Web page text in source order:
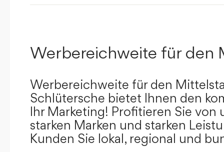
Werbereichweite für den
Werbereichweite für den
Schlütersche bietet Ihnen den
Ihr Marketing! Profitieren Sie von
starken Marken und starken
Kunden Sie lokal, regional und